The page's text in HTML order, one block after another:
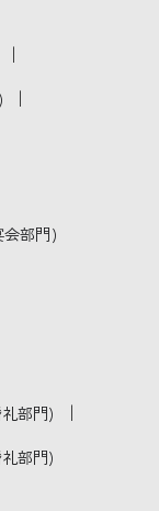
｜
｜
会部門)
部門) ｜
部門)